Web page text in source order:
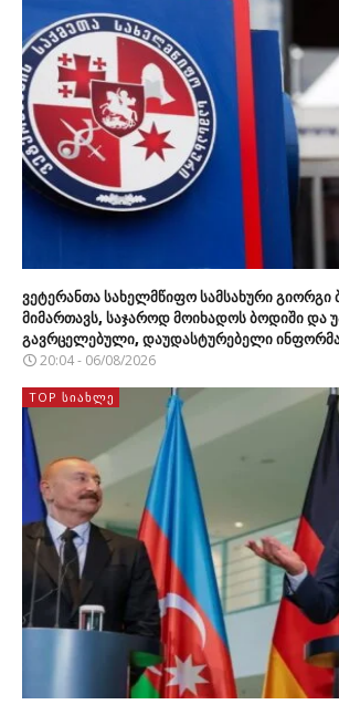
ვეტერანთა სახელმწიფო სამსახური გიორგი
მიმართავს, საჯაროდ მოიხადოს ბოდიში და
გავრცელებული, დაუდასტურებელი
20:04 - 06/08/2026
TOP ᲡᲘᲐᲮᲚᲔ